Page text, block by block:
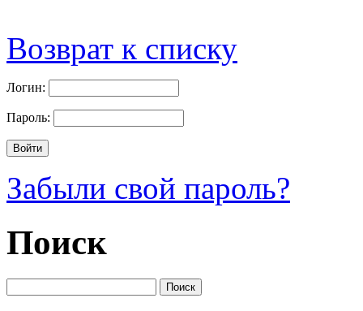
Возврат к списку
Логин:
Пароль:
Забыли свой пароль?
Поиск